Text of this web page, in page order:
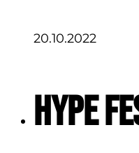
20.10.2022
Hype